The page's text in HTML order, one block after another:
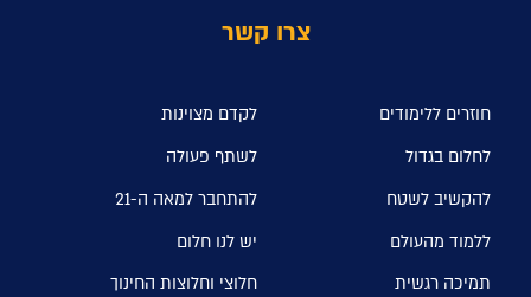
צרו קשר
חוזרים ללימודים
לקדם מצוינות
לחלום בגדול
לשתף פעולה
להקשיב לשטח
להתחבר למאה ה-21
ללמוד מהעולם
יש לנו חלום
תמיכה רגשית
חלוצי וחלוצות החינוך